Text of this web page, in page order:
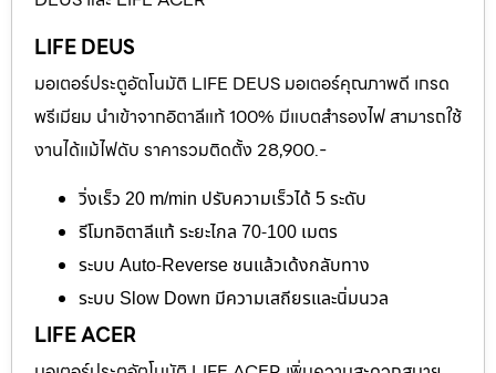
LIFE DEUS
มอเตอร์ประตูอัตโนมัติ LIFE DEUS มอเตอร์คุณภาพดี เกรด
พรีเมียม นำเข้าจากอิตาลีแท้ 100% มีแบตสำรองไฟ สามารถใช้
งานได้แม้ไฟดับ ราคารวมติดตั้ง 28,900.-
วิ่งเร็ว 20 m/min ปรับความเร็วได้ 5 ระดับ
รีโมทอิตาลีแท้ ระยะไกล 70-100 เมตร
ระบบ Auto-Reverse ชนแล้วเด้งกลับทาง
ระบบ Slow Down มีความเสถียรและนิ่มนวล
LIFE ACER